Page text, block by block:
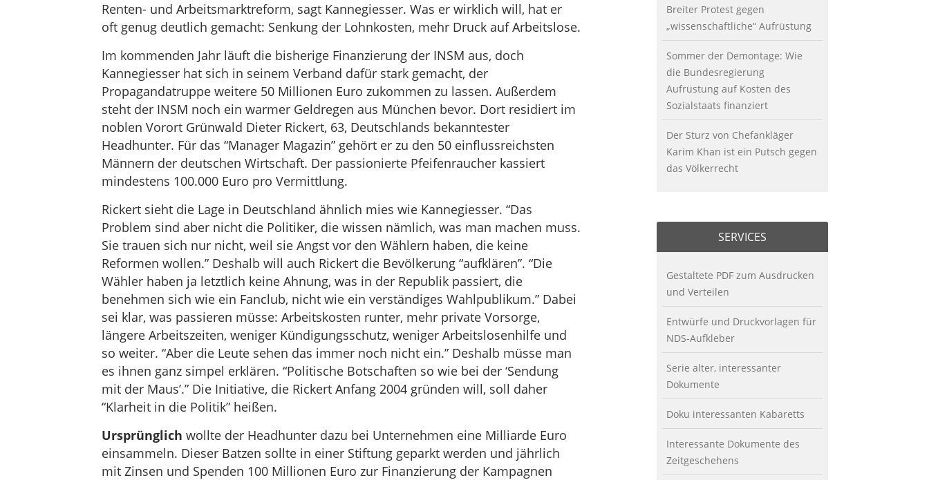
Renten- und Arbeitsmarktreform, sagt Kannegiesser. Was er wirklich will, hat er
oft genug deutlich gemacht: Senkung der Lohnkosten, mehr Druck auf Arbeitslose.
Im kommenden Jahr läuft die bisherige Finanzierung der INSM aus, doch
Kannegiesser hat sich in seinem Verband dafür stark gemacht, der
Propagandatruppe weitere 50 Millionen Euro zukommen zu lassen. Außerdem
steht der INSM noch ein warmer Geldregen aus München bevor. Dort residiert im
noblen Vorort Grünwald Dieter Rickert, 63, Deutschlands bekanntester
Headhunter. Für das “Manager Magazin” gehört er zu den 50 einflussreichsten
Männern der deutschen Wirtschaft. Der passionierte Pfeifenraucher kassiert
mindestens 100.000 Euro pro Vermittlung.
Rickert sieht die Lage in Deutschland ähnlich mies wie Kannegiesser. “Das
Problem sind aber nicht die Politiker, die wissen nämlich, was man machen muss.
Sie trauen sich nur nicht, weil sie Angst vor den Wählern haben, die keine
Reformen wollen.” Deshalb will auch Rickert die Bevölkerung “aufklären”. “Die
Wähler haben ja letztlich keine Ahnung, was in der Republik passiert, die
benehmen sich wie ein Fanclub, nicht wie ein verständiges Wahlpublikum.” Dabei
sei klar, was passieren müsse: Arbeitskosten runter, mehr private Vorsorge,
längere Arbeitszeiten, weniger Kündigungsschutz, weniger Arbeitslosenhilfe und
so weiter. “Aber die Leute sehen das immer noch nicht ein.” Deshalb müsse man
es ihnen ganz simpel erklären. “Politische Botschaften so wie bei der ‘Sendung
mit der Maus’.” Die Initiative, die Rickert Anfang 2004 gründen will, soll daher
“Klarheit in die Politik” heißen.
Ursprünglich wollte der Headhunter dazu bei Unternehmen eine Milliarde Euro
einsammeln. Dieser Batzen sollte in einer Stiftung geparkt werden und jährlich
mit Zinsen und Spenden 100 Millionen Euro zur Finanzierung der Kampagnen
Breiter Protest gegen
„wissenschaftliche“ Aufrüstung
Sommer der Demontage: Wie
die Bundesregierung
Aufrüstung auf Kosten des
Sozialstaats finanziert
Der Sturz von Chefankläger
Karim Khan ist ein Putsch gegen
das Völkerrecht
SERVICES
Gestaltete PDF zum Ausdrucken
und Verteilen
Entwürfe und Druckvorlagen für
NDS-Aufkleber
Serie alter, interessanter
Dokumente
Doku interessanten Kabaretts
Interessante Dokumente des
Zeitgeschehens